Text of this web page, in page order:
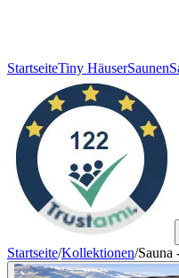
StartseiteTiny HäuserSaunen
Startseite/Kollektionen/Sauna